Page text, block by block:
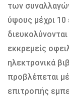
των
ύψους μέχρι
εκκρεμείς
ηλεκτρονικά
προβλέπεται
επιτροπής